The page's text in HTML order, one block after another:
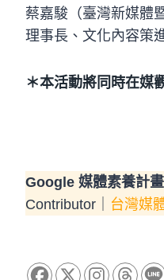
蔡嘉駿（臺灣新媒體
理事長、文化內容策
＊本活動將同時在媒
Google 媒體素養計
Contributor｜ 台灣媒